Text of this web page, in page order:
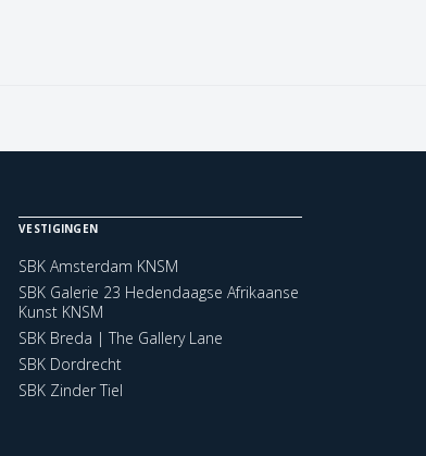
VESTIGINGEN
SBK Amsterdam KNSM
SBK Galerie 23 Hedendaagse Afrikaanse
Kunst KNSM
SBK Breda | The Gallery Lane
SBK Dordrecht
SBK Zinder Tiel